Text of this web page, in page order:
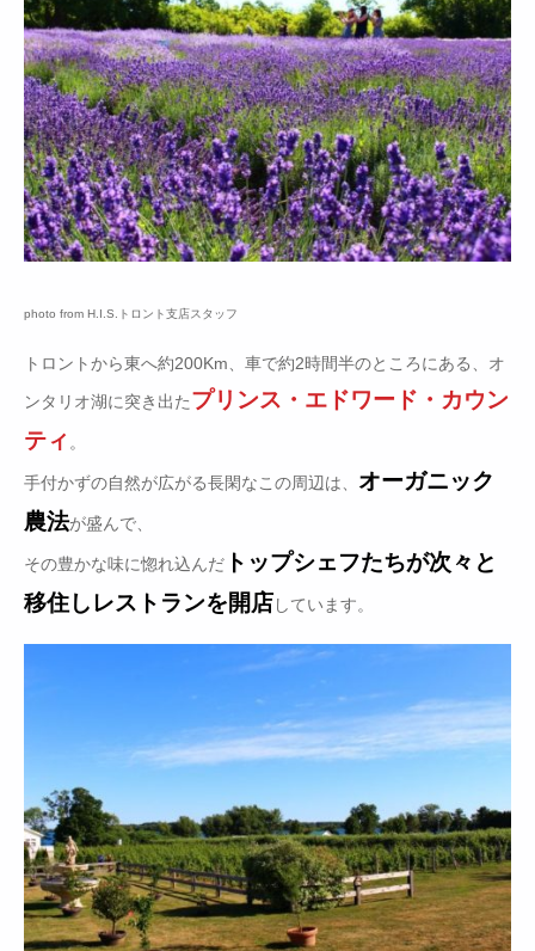
photo from H.I.S.トロント支店スタッフ
トロントから東へ約200Km、車で約2時間半のところにある、オ
ンタリオ湖に突き出たプリンス・エドワード・カウン
ティ 。
手付かずの自然が広がる長閑なこの周辺は、 オーガニック
農法が盛んで、
その豊かな味に惚れ込んだ トップシェフたちが次々と
移住しレストランを開店しています。